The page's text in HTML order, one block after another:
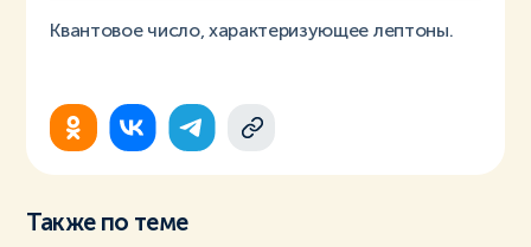
Квантовое число, характеризующее лептоны.
Также по теме